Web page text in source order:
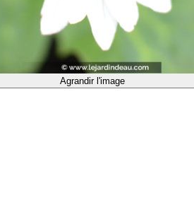
Agrandir l'image